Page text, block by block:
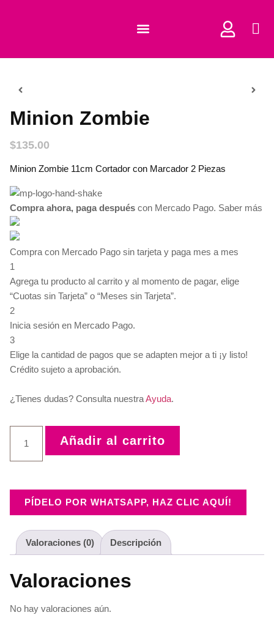
Minion Zombie
$135.00
Minion Zombie 11cm Cortador con Marcador 2 Piezas
Compra ahora, paga después con Mercado Pago. Saber más
Compra con Mercado Pago sin tarjeta y paga mes a mes
1
Agrega tu producto al carrito y al momento de pagar, elige
“Cuotas sin Tarjeta” o “Meses sin Tarjeta”.
2
Inicia sesión en Mercado Pago.
3
Elige la cantidad de pagos que se adapten mejor a ti ¡y listo!
Crédito sujeto a aprobación.
¿Tienes dudas? Consulta nuestraAyuda.
Añadir al carrito
PÍDELO POR WHATSAPP, HAZ CLIC AQUÍ!
Valoraciones (0) Descripción
Valoraciones
No hay valoraciones aún.